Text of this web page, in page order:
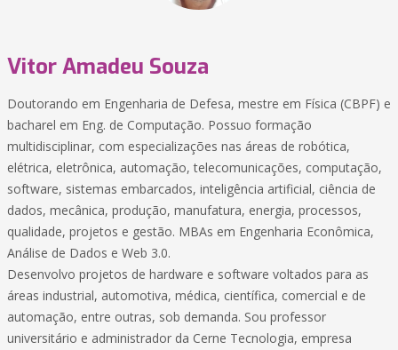
Vitor Amadeu Souza
Doutorando em Engenharia de Defesa, mestre em Física (CBPF) e
bacharel em Eng. de Computação. Possuo formação
multidisciplinar, com especializações nas áreas de robótica,
elétrica, eletrônica, automação, telecomunicações, computação,
software, sistemas embarcados, inteligência artificial, ciência de
dados, mecânica, produção, manufatura, energia, processos,
qualidade, projetos e gestão. MBAs em Engenharia Econômica,
Análise de Dados e Web 3.0.
Desenvolvo projetos de hardware e software voltados para as
áreas industrial, automotiva, médica, científica, comercial e de
automação, entre outras, sob demanda. Sou professor
universitário e administrador da Cerne Tecnologia, empresa